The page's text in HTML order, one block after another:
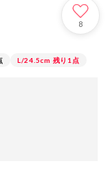
8
L/24.5cm 残り1点